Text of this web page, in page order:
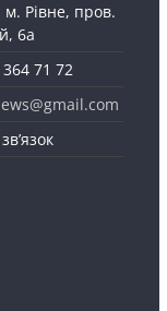
м. Рівне, пров.
6а
71 72